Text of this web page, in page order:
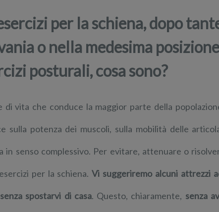
per la schiena, dopo
o nella medesima
posturali, cosa sono?
di vita che conduce la maggior parte della
sulla potenza dei muscoli, sulla mobilità delle
in senso complessivo. Per evitare, attenuare o
per la schiena.Vi suggeriremo alcuni attrezzi
spostarvi di casa. Questo, chiaramente, senza